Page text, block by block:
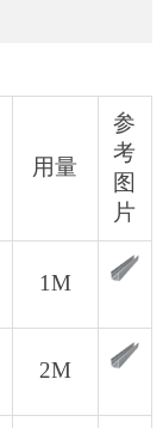
用量
参
考
图
片
1M
2M